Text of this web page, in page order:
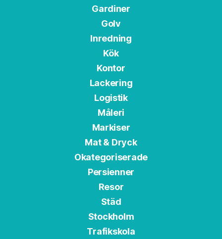
Gardiner
Golv
Inredning
Kök
Kontor
Lackering
Logistik
Måleri
Markiser
Mat & Dryck
Okategoriserade
Persienner
Resor
Städ
Stockholm
Trafikskola